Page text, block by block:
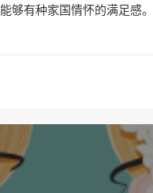
够有种家国情怀的满足感。